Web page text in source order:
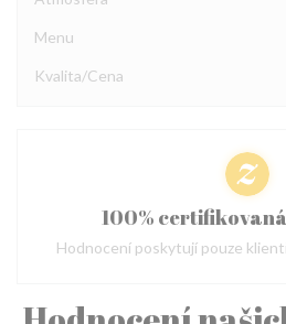
Menu
Kvalita/Cena
100%
Hodnocení poskytují pouze